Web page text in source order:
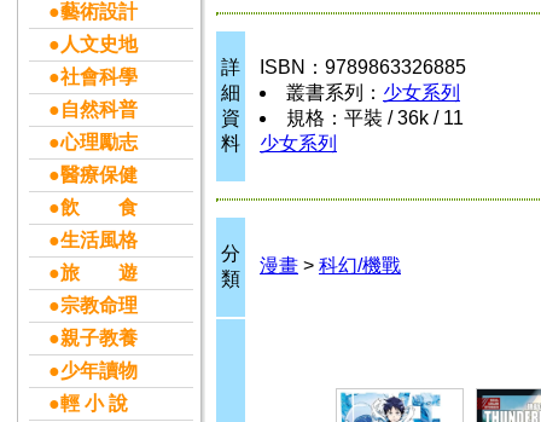
●藝術設計
●人文史地
●社會科學
●自然科普
●心理勵志
●醫療保健
●飲 食
●生活風格
●旅 遊
●宗教命理
●親子教養
●少年讀物
●輕 小 說
詳
細
資
料
ISBN：9789863326885
叢書系列： 少女系列
規格：平裝 / 36k / 11
少女系列
分
類
漫畫 > 科幻/機戰